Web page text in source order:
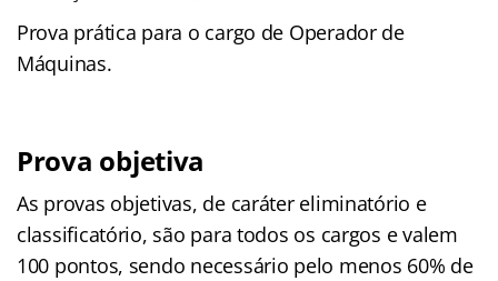
Prova prática para o cargo de Operador de
Máquinas.
Prova objetiva
As provas objetivas, de caráter eliminatório e
classificatório, são para todos os cargos e valem
100 pontos, sendo necessário pelo menos 60% de